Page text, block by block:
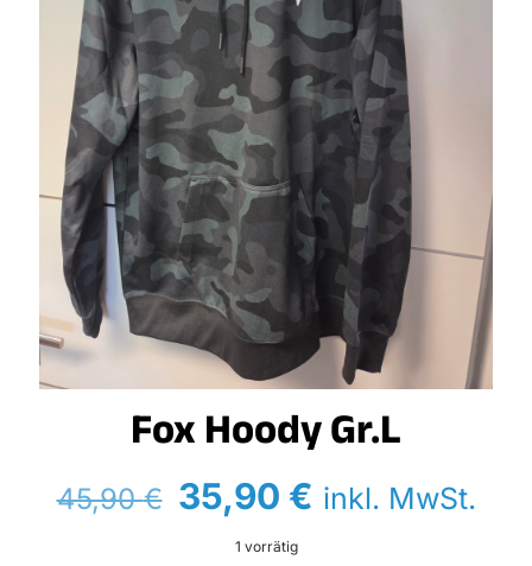
Fox Hoody Gr.L
45,90€ Ursprünglicher
Preis
35,90 € Aktueller
inkl. MwSt.
1 vorrätig